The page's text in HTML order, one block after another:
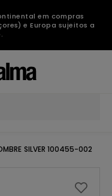
em compras
e Europa sujeitos a
SILVER 100455-002